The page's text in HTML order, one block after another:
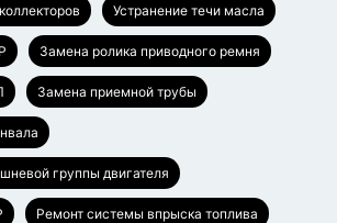
Устранение течи масла
Замена ролика приводного ремня
Замена приемной трубы
группы двигателя
Ремонт системы впрыска топлива